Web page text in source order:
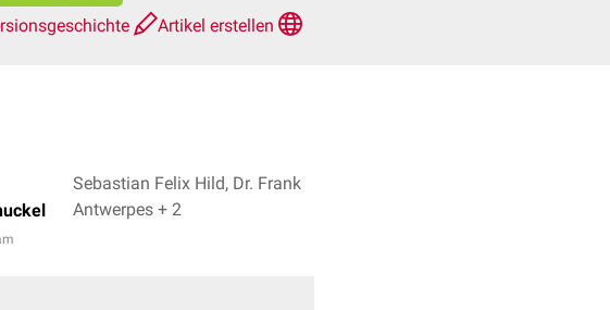
Artikel erstellen
Sebastian Felix Hild, Dr. Frank
Antwerpes + 2